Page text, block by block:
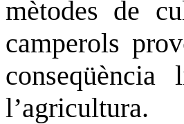
mètodes de
camperols
l’agricultura.